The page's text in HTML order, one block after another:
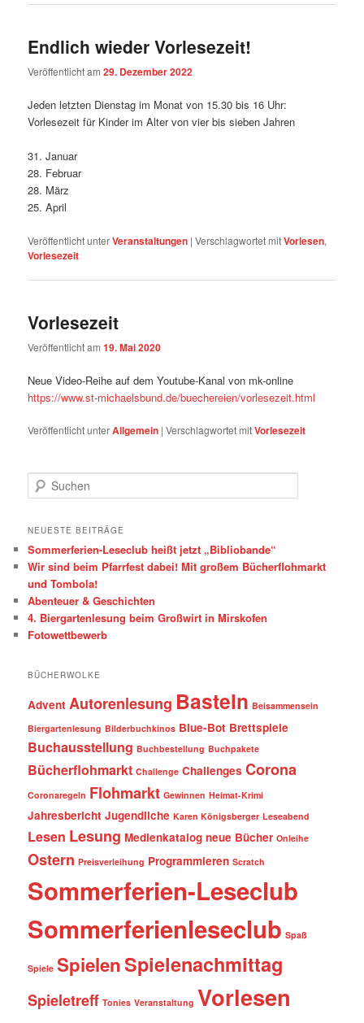
Endlich wieder Vorlesezeit!
Veröffentlicht am29. Dezember 2022
Jeden letzten Dienstag im Monat von 15.30 bis 16 Uhr:
Vorlesezeit für Kinder im Alter von vier bis sieben Jahren
31. Januar
28. Februar
28. März
25. April
Veröffentlicht unterVeranstaltungen |Verschlagwortet mitVorlesen,
Vorlesezeit
Vorlesezeit
Veröffentlicht am19. Mai 2020
Neue Video-Reihe auf dem Youtube-Kanal von mk-online
https://www.st-michaelsbund.de/buechereien/vorlesezeit.html
Veröffentlicht unterAllgemein |Verschlagwortet mitVorlesezeit
u
h
n
NEUESTE BEITRÄGE
Sommerferien-Leseclub heißt jetzt „Bibliobande“
Wir sind beim Pfarrfest dabei! Mit großem Bücherflohmarkt
und Tombola!
Abenteuer & Geschichten
4. Biergartenlesung beim Großwirt in Mirskofen
Fotowettbewerb
BÜCHERWOLKE
Advent Autorenlesung Basteln Beisammensein
Biergartenlesung Bilderbuchkinos Blue-Bot Brettspiele
Buchausstellung Buchbestellung Buchpakete
Bücherflohmarkt Challenge Challenges Corona
Coronaregeln Flohmarkt Gewinnen Heimat-Krimi
Jahresbericht Jugendliche Karen Königsberger Leseabend
Lesen Lesung Medienkatalog neue Bücher Onleihe
Ostern Preisverleihung Programmieren Scratch
Sommerferien-Leseclub
Sommerferienleseclub Spaß
Spiele SpielenSpielenachmittag
Spieletreff Tonies Veranstaltung Vorlesen